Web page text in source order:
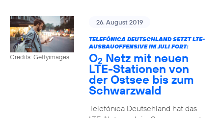
Credits: Gettyimages
26. August 2019
TELEFÓNICA DEUTSCHLAND SETZT LTE-
AUSBAUOFFENSIVE IM JULI FORT:
O2 Netz mit neuen
LTE-Stationen von
der Ostsee bis zum
Schwarzwald
Telefónica Deutschland hat das